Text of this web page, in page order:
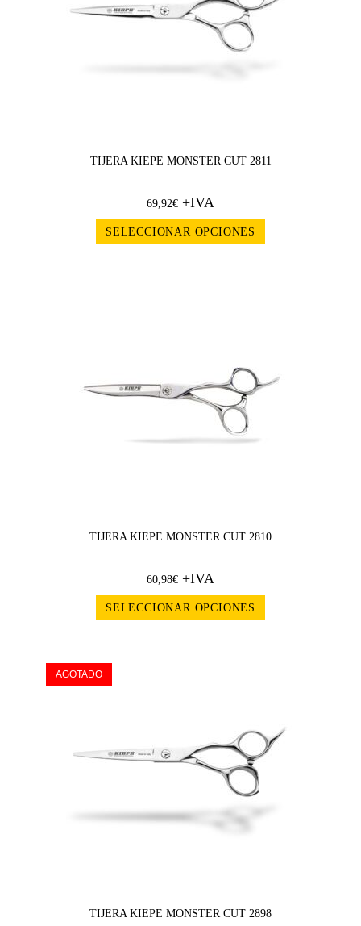
TIJERA KIEPE MONSTER CUT 2811
69,92€ +IVA
SELECCIONAR OPCIONES
TIJERA KIEPE MONSTER CUT 2810
60,98€ +IVA
SELECCIONAR OPCIONES
AGOTADO
TIJERA KIEPE MONSTER CUT 2898